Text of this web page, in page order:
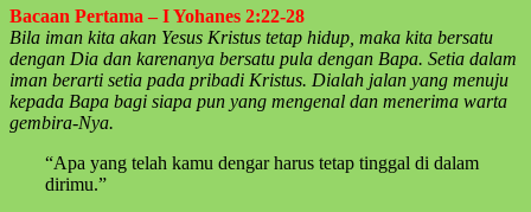
Bacaan Pertama – I Yohanes 2:22-28
Bila iman kita akan Yesus Kristus tetap hidup, maka kita bersatu
dengan Dia dan karenanya bersatu pula dengan Bapa. Setia dalam
iman berarti setia pada pribadi Kristus. Dialah jalan yang menuju
kepada Bapa bagi siapa pun yang mengenal dan menerima warta
gembira-Nya.
“Apa yang telah kamu dengar harus tetap tinggal di dalam
dirimu.”